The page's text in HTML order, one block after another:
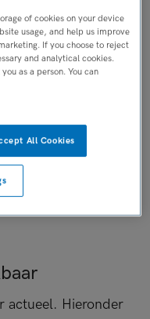
actueel. Hieronder
of cookies on your device
usage, and help us improve
If you choose to reject
and analytical cookies.
as a person. You can
All Cookies